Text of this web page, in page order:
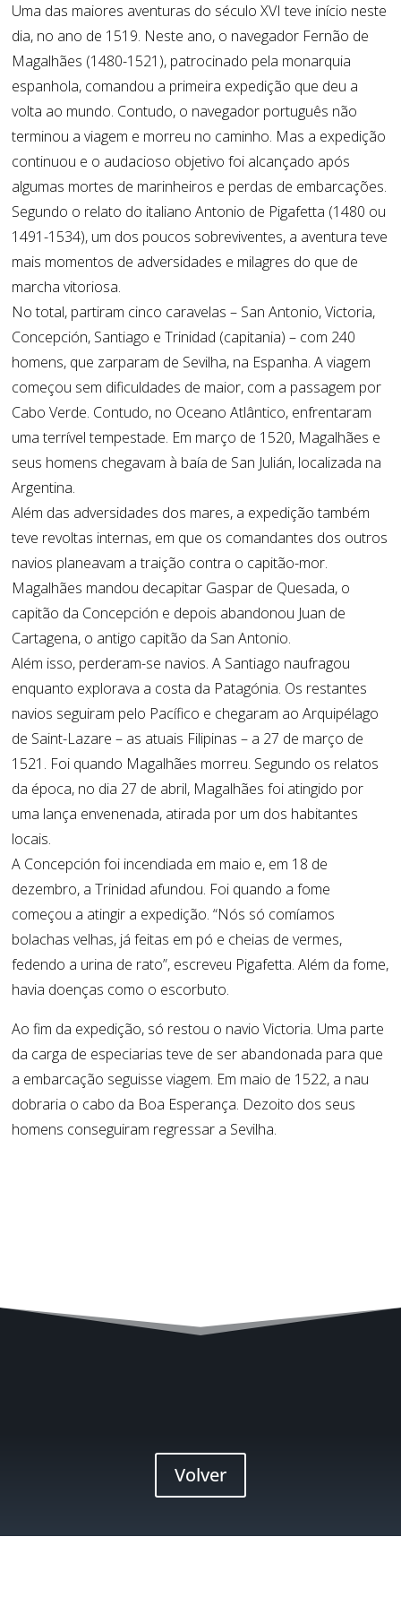
Uma das maiores aventuras do século XVI teve início neste
dia, no ano de 1519. Neste ano, o navegador Fernão de
Magalhães (1480-1521), patrocinado pela monarquia
espanhola, comandou a primeira expedição que deu a
volta ao mundo. Contudo, o navegador português não
terminou a viagem e morreu no caminho. Mas a expedição
continuou e o audacioso objetivo foi alcançado após
algumas mortes de marinheiros e perdas de embarcações.
Segundo o relato do italiano Antonio de Pigafetta (1480 ou
1491-1534), um dos poucos sobreviventes, a aventura teve
mais momentos de adversidades e milagres do que de
marcha vitoriosa.
No total, partiram cinco caravelas – San Antonio, Victoria,
Concepción, Santiago e Trinidad (capitania) – com 240
homens, que zarparam de Sevilha, na Espanha. A viagem
começou sem dificuldades de maior, com a passagem por
Cabo Verde. Contudo, no Oceano Atlântico, enfrentaram
uma terrível tempestade. Em março de 1520, Magalhães e
seus homens chegavam à baía de San Julián, localizada na
Argentina.
Além das adversidades dos mares, a expedição também
teve revoltas internas, em que os comandantes dos outros
navios planeavam a traição contra o capitão-mor.
Magalhães mandou decapitar Gaspar de Quesada, o
capitão da Concepción e depois abandonou Juan de
Cartagena, o antigo capitão da San Antonio.
Além isso, perderam-se navios. A Santiago naufragou
enquanto explorava a costa da Patagónia. Os restantes
navios seguiram pelo Pacífico e chegaram ao Arquipélago
de Saint-Lazare – as atuais Filipinas – a 27 de março de
1521. Foi quando Magalhães morreu. Segundo os relatos
da época, no dia 27 de abril, Magalhães foi atingido por
uma lança envenenada, atirada por um dos habitantes
locais.
A Concepción foi incendiada em maio e, em 18 de
dezembro, a Trinidad afundou. Foi quando a fome
começou a atingir a expedição. “Nós só comíamos
bolachas velhas, já feitas em pó e cheias de vermes,
fedendo a urina de rato”, escreveu Pigafetta. Além da fome,
havia doenças como o escorbuto.
Ao fim da expedição, só restou o navio Victoria. Uma parte
da carga de especiarias teve de ser abandonada para que
a embarcação seguisse viagem. Em maio de 1522, a nau
dobraria o cabo da Boa Esperança. Dezoito dos seus
homens conseguiram regressar a Sevilha.
Volver